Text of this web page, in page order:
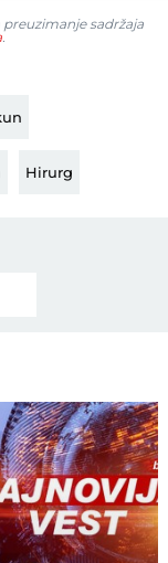
preuzimanje sadržaja
.
Hirurg